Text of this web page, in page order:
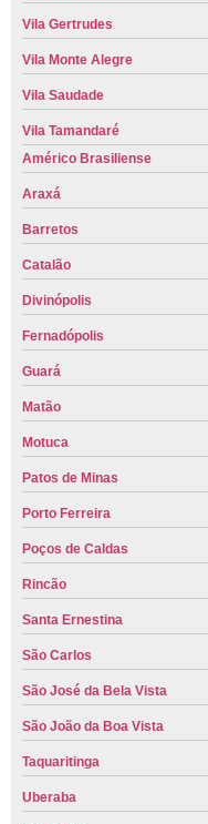
Vila Gertrudes
Vila Monte Alegre
Vila Saudade
Vila Tamandaré
Américo Brasiliense
Araxá
Barretos
Catalão
Divinópolis
Fernadópolis
Guará
Matão
Motuca
Patos de Minas
Porto Ferreira
Poços de Caldas
Rincão
Santa Ernestina
São Carlos
São José da Bela Vista
São João da Boa Vista
Taquaritinga
Uberaba